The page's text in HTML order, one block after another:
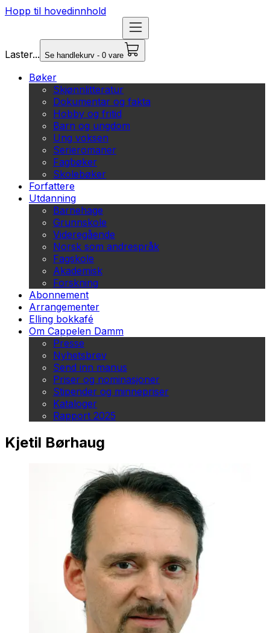
Hopp til hovedinnhold
Laster... Se handlekurv - 0 vare
Bøker
Skjønnlitteratur
Dokumentar og fakta
Hobby og fritid
Barn og ungdom
Ung voksen
Serieromaner
Fagbøker
Skolebøker
Forfattere
Utdanning
Barnehage
Grunnskole
Videregående
Norsk som andrespråk
Fagskole
Akademisk
Forskning
Abonnement
Arrangementer
Elling bokkafé
Om Cappelen Damm
Presse
Nyhetsbrev
Send inn manus
Priser og nominasjoner
Stipender og minnepriser
Kataloger
Rapport 2025
Kjetil Børhaug